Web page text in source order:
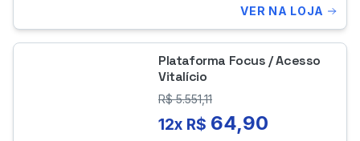
VER NA LOJA
Plataforma Focus / Acesso
Vitalício
R$5.551,11
12x R$ 64,90